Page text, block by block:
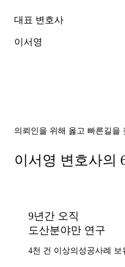
대표 변호사
이서영
의뢰인을 위해 옳고 빠른길을
이서영 변호사의
9년간 오직
도산분야만 연구
4천 건 이상의 성공사례 보